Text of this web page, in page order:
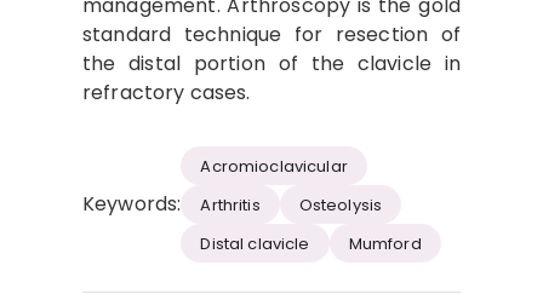
management. Arthroscopy is the gold
standard technique for resection of
the distal portion of the clavicle in
refractory cases.
Keywords:
Acromioclavicular
Arthritis
Osteolysis
Distal clavicle
Mumford